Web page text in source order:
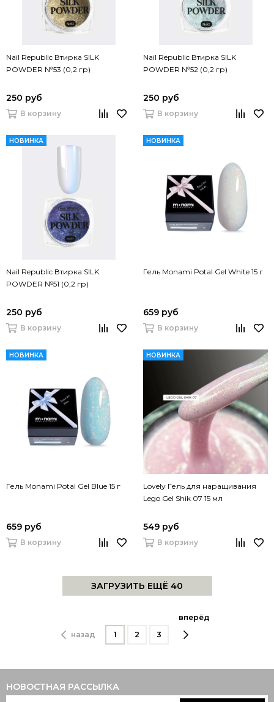
Nail Republic Втирка SILK
POWDER №53 (0,2 гр)
250 руб
В корзину
Nail Republic Втирка SILK
POWDER №52 (0,2 гр)
250 руб
В корзину
НОВИНКА
Nail Republic Втирка SILK
POWDER №51 (0,2 гр)
250 руб
В корзину
НОВИНКА
Гель Monami Potal Gel White 15 г
659 руб
В корзину
НОВИНКА
Гель Monami Potal Gel Blue 15 г
659 руб
В корзину
НОВИНКА
Lovely Гель для наращивания
Lego Gel Shik 07 15 мл
549 руб
В корзину
ЗАГРУЗИТЬ ЕЩЁ 40
назад 1 2 3
вперёд
НОВОСТНАЯ РАССЫЛКА